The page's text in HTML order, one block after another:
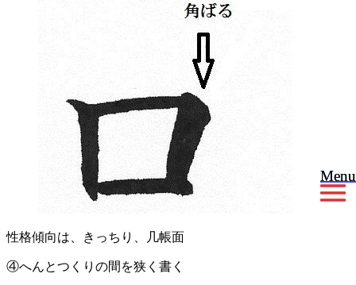
Menu
Menu
性格傾向は、きっちり、几帳面
④へんとつくりの間を狭く書く